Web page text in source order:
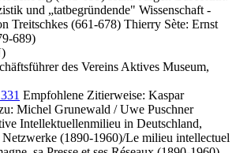
und „tatbegründende" Wissenschaft -
Treitschkes (661-678) Thierry Sète: Ernst
689)
des Vereins Aktives Museum,
Empfohlene Zitierweise: Kaspar
Michel Grunewald / Uwe Puschner
Intellektuellenmilieu in Deutschland,
Netzwerke (1890-1960)/Le milieu intellectuel